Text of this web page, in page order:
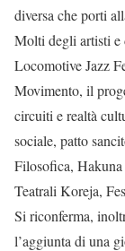
diversa che porti
Molti degli artisti e
Locomotive Jazz
Movimento, il
circuiti e realtà
sociale, patto
Filosofica,
Teatrali Koreja,
Si riconferma,
l’aggiunta di una